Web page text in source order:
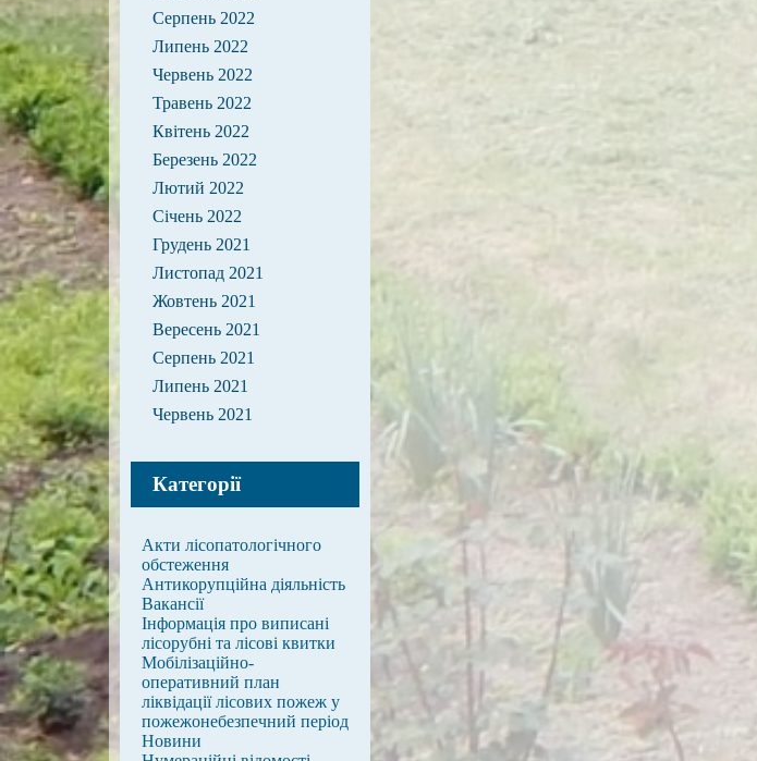
Серпень 2022
Липень 2022
Червень 2022
Травень 2022
Квітень 2022
Березень 2022
Лютий 2022
Січень 2022
Грудень 2021
Листопад 2021
Жовтень 2021
Вересень 2021
Серпень 2021
Липень 2021
Червень 2021
Категорії
Акти лісопатологічного
обстеження
Антикорупційна діяльність
Вакансії
Інформація про виписані
лісорубні та лісові квитки
Мобілізаційно-
оперативний план
ліквідації лісових пожеж у
пожежонебезпечний період
Новини